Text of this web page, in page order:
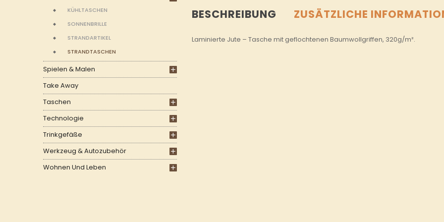
KÜHLTASCHEN
SONNENBRILLE
STRANDARTIKEL
STRANDTASCHEN
Spielen & Malen
Take Away
Taschen
Technologie
Trinkgefäße
Werkzeug & Autozubehör
Wohnen Und Leben
BESCHREIBUNG ZUSÄTZLICHE
Laminierte Jute – Tasche mit geflochtenen Baumwollgriffen, 320g/m².